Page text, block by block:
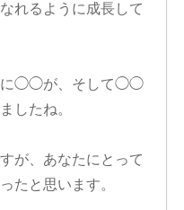
れるように成長して
◯◯が、そして◯◯
したね。
が、あなたにとって
たと思います。